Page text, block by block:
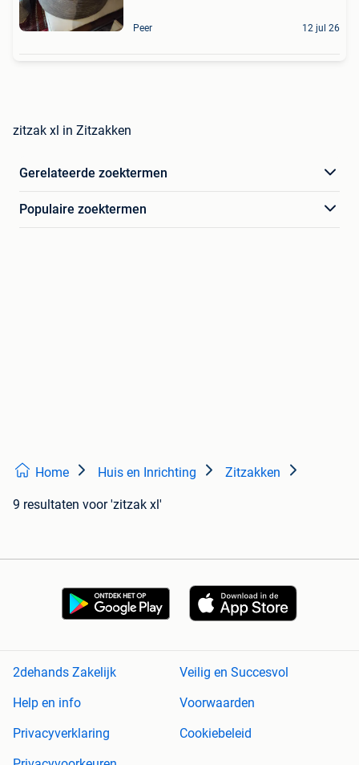
Peer 12 jul 26
zitzak xl in Zitzakken
Gerelateerde zoektermen
Populaire zoektermen
Home Huis en Inrichting Zitzakken
9 resultaten voor 'zitzak xl'
2dehands Zakelijk
Veilig en Succesvol
Help en info
Voorwaarden
Privacyverklaring
Cookiebeleid